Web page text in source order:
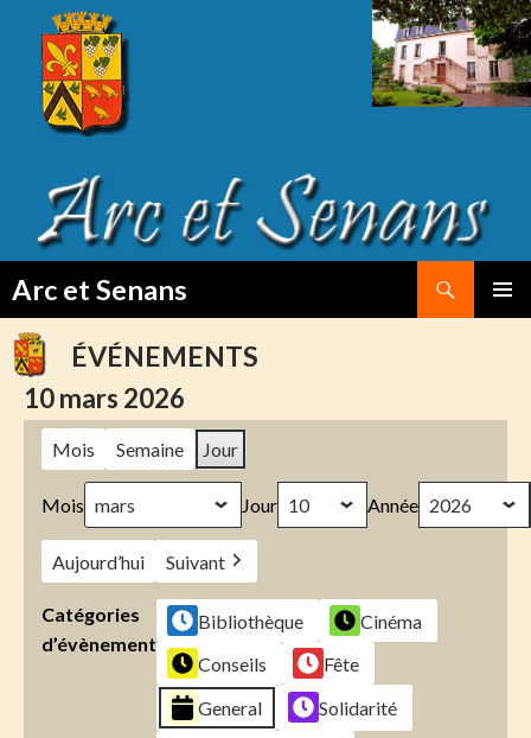
Arc et Senans
TO
CONTENTÉVÉNEMENTS
10 mars 2026
Mois Semaine Jour
Mois Jour Année
Aujourd’hui Suivant
Catégories
d’évènement
Bibliothèque
Cinéma
Conseils
Fête
General
Solidarité